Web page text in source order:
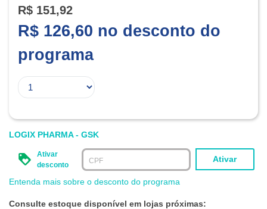
R$ 151,92
R$ 126,60 no desconto do
programa
LOGIX PHARMA - GSK
Ativar
desconto
CPF Ativar
Entenda mais sobre o desconto do programa
Consulte estoque disponível em lojas próximas: